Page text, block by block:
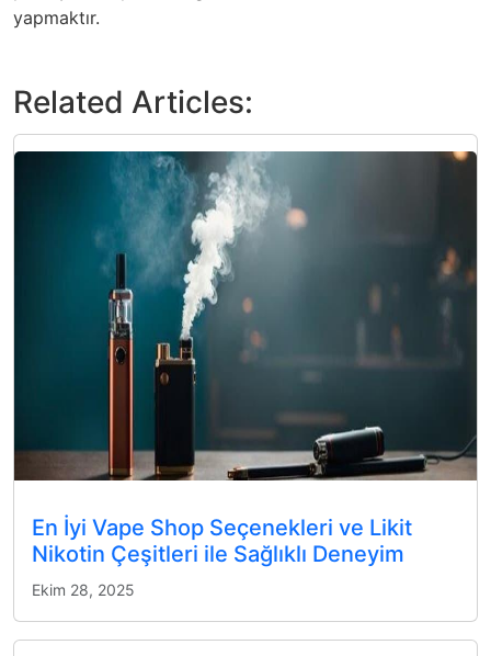
yapmaktır.
Related Articles:
En İyi Vape Shop Seçenekleri ve Likit
Nikotin Çeşitleri ile Sağlıklı Deneyim
Ekim 28, 2025